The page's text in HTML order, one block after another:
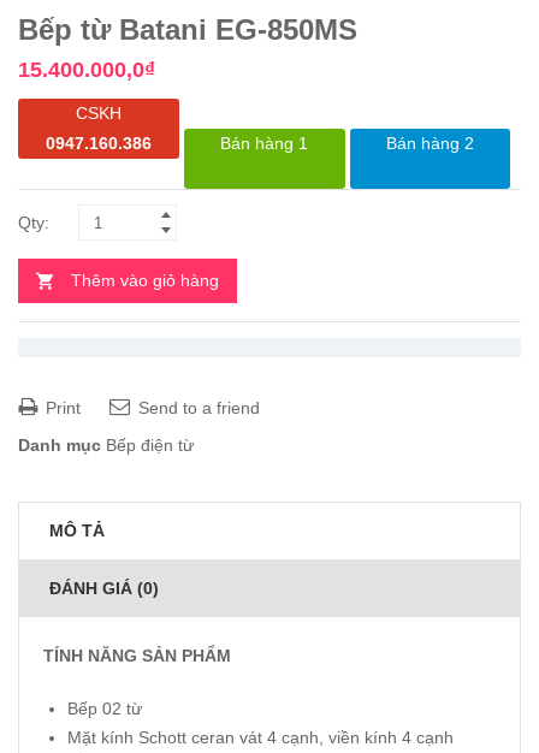
Bếp từ Batani EG-850MS
15.400.000,0₫
CSKH
0947.160.386
Bán hàng 1 Bán hàng 2
Thêm vào giỏ hàng
Print
Send to a friend
Danh mục Bếp điện từ
MÔ TẢ
ĐÁNH GIÁ (0)
TÍNH NĂNG SẢN PHẨM
Bếp 02 từ
Mặt kính Schott ceran vát 4 cạnh, viền kính 4 cạnh